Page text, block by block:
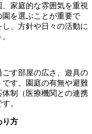
家庭的な雰囲気を重視
を選ぶことが重要で
、方針や日々の活動に
す部屋の広さ、遊具の
す。園庭の有無や避難
制（医療機関との連携
。
り方